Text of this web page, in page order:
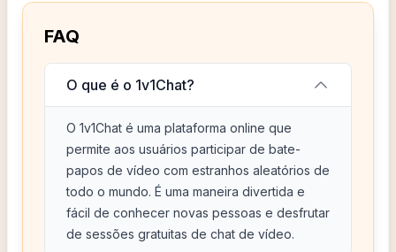
FAQ
O que é o 1v1Chat?
O 1v1Chat é uma plataforma online que
permite aos usuários participar de bate-
papos de vídeo com estranhos aleatórios de
todo o mundo. É uma maneira divertida e
fácil de conhecer novas pessoas e desfrutar
de sessões gratuitas de chat de vídeo.